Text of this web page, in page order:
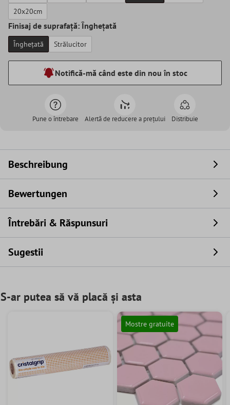
20x20cm
Finisaj de suprafață: Înghețată
Înghețată Strălucitor
Notifică-mă când este din nou în stoc
Pune o întrebare Alertă de reducere a prețului Distribuie
Beschreibung
Bewertungen
Întrebări & Răspunsuri
Sugestii
S-ar putea să vă placă și asta
Mostre gratuite